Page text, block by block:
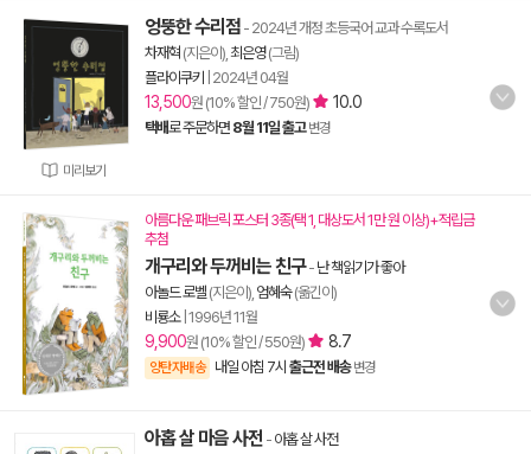
미리보기
엉뚱한 수리점 - 2024년 개정 초등국어 교과 수록도서
차재혁 (지은이), 최은영(그림)
플라이쿠키
2024년 04월
13,500원 (10% 할인 / 750원) 10.0
택배로 주문하면 8월 11일 출고 변경
아름다운 패브릭 포스터 3종(택 1, 대상도서 1만 원 이상)+적립금
추첨
개구리와 두꺼비는 친구- 난 책읽기가 좋아
아놀드 로벨 (지은이), 엄혜숙(옮긴이)
비룡소| 1996년 11월
9,900원 (10% 할인 / 550원) 8.7
양탄자배송 내일 아침 7시 출근전 배송 변경
아홉 살 마음 사전 - 아홉 살 사전